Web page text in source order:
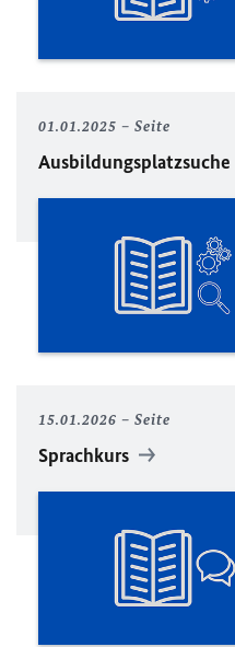
01.01.2025 Seite
Ausbildungsplatzsuche
15.01.2026 Seite
Sprachkurs